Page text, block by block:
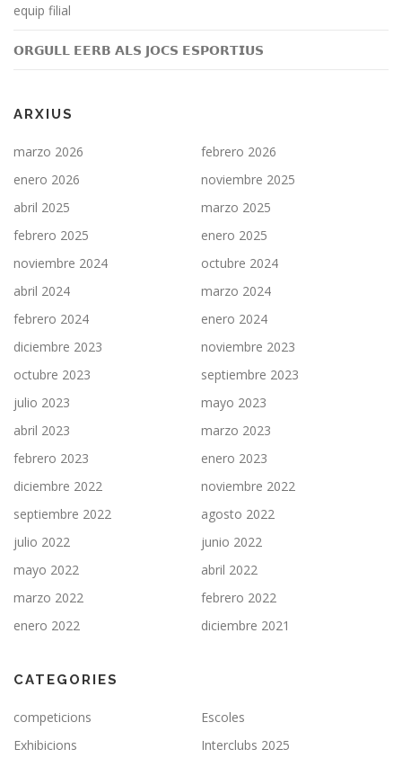
equip filial
𝗢𝗥𝗚𝗨𝗟𝗟 𝗘𝗘𝗥𝗕 𝗔𝗟𝗦 𝗝𝗢𝗖𝗦 𝗘𝗦𝗣𝗢𝗥𝗧𝗜𝗨𝗦
ARXIUS
marzo 2026
febrero 2026
enero 2026
noviembre 2025
abril 2025
marzo 2025
febrero 2025
enero 2025
noviembre 2024
octubre 2024
abril 2024
marzo 2024
febrero 2024
enero 2024
diciembre 2023
noviembre 2023
octubre 2023
septiembre 2023
julio 2023
mayo 2023
abril 2023
marzo 2023
febrero 2023
enero 2023
diciembre 2022
noviembre 2022
septiembre 2022
agosto 2022
julio 2022
junio 2022
mayo 2022
abril 2022
marzo 2022
febrero 2022
enero 2022
diciembre 2021
CATEGORIES
competicions
Escoles
Exhibicions
Interclubs 2025